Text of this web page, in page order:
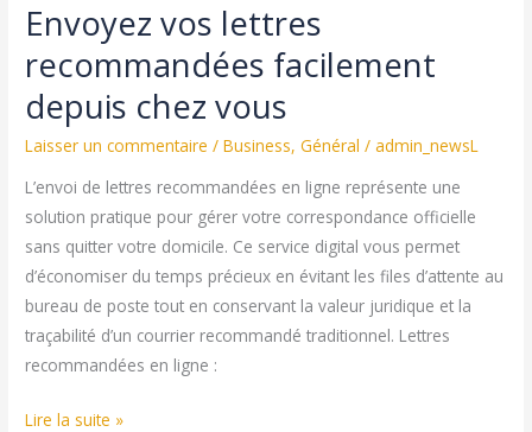
Envoyez vos lettres
recommandées facilement
depuis chez vous
Laisser un commentaire /Business,Général /admin_newsL
L’envoi de lettres recommandées en ligne représente une
solution pratique pour gérer votre correspondance officielle
sans quitter votre domicile. Ce service digital vous permet
d’économiser du temps précieux en évitant les files d’attente au
bureau de poste tout en conservant la valeur juridique et la
traçabilité d’un courrier recommandé traditionnel. Lettres
recommandées en ligne :
Envoyez
Lire la suite »